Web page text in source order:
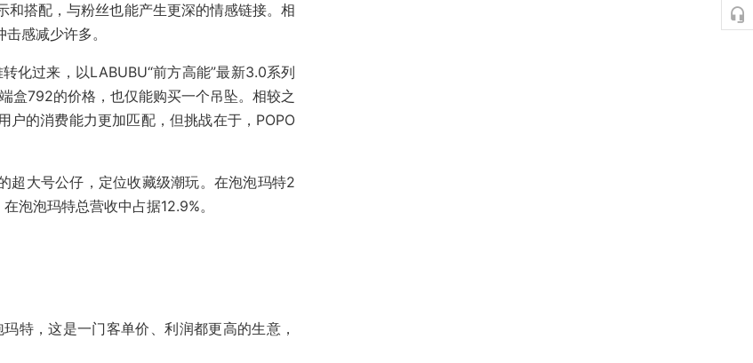
和搭配，与粉丝也能产生更深的情感链接。相
感减少许多。
化过来，以LABUBU“前方高能”最新3.0系列
盒792的价格，也仅能购买一个吊坠。相较之
户的消费能力更加匹配，但挑战在于，POPO
超大号公仔，定位收藏级潮玩。在泡泡玛特2
泡泡玛特总营收中占据12.9%。
特，这是一门客单价、利润都更高的生意，